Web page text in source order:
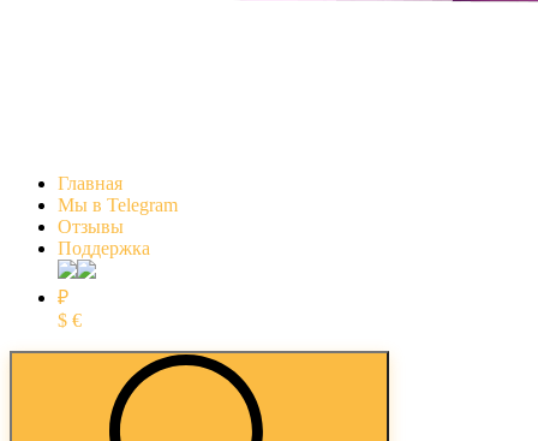
Главная
Мы в Telegram
Отзывы
Поддержка
₽
$ €